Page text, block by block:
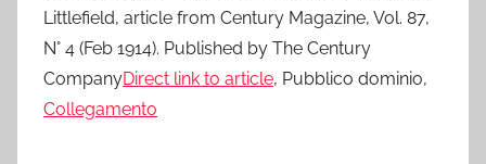
Littlefield, article from Century Magazine, Vol. 87,
N° 4 (Feb 1914). Published by The Century
CompanyDirect link to article, Pubblico dominio,
Collegamento